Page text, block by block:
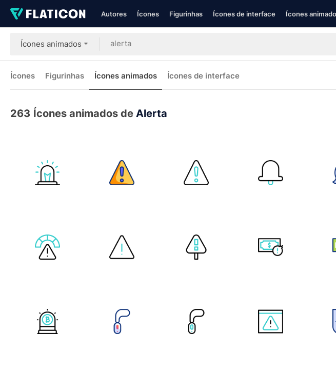
Autores Ícones Figurinhas Ícones de interface Ícones
Ícones animados
Ícones Figurinhas Ícones animados Ícones de interface
263 Ícones animados de Alerta